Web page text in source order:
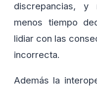
discrepancias, y
menos tiempo
lidiar con las
incorrecta.
Además la